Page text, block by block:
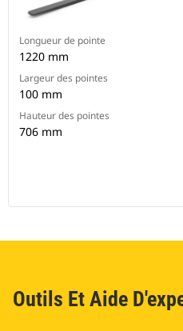
Longueur de pointe
1220 mm
Largeur des pointes
100 mm
Hauteur des pointes
706 mm
Outils Et Aide